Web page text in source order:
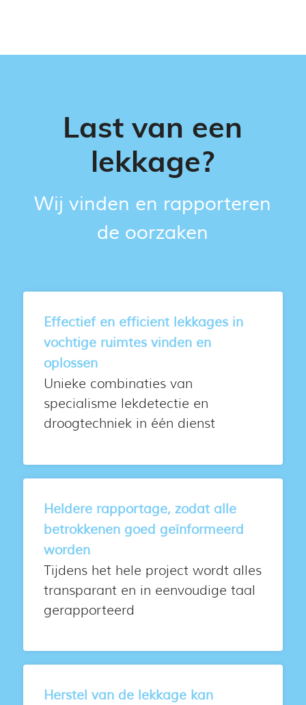
Last van een
lekkage?
Wij vinden en rapporteren
de oorzaken
Effectief en efficient lekkages in
vochtige ruimtes vinden en
oplossen
Unieke combinaties van
specialisme lekdetectie en
droogtechniek in één dienst
Heldere rapportage, zodat alle
betrokkenen goed geïnformeerd
worden
Tijdens het hele project wordt alles
transparant en in eenvoudige taal
gerapporteerd
Herstel van de lekkage kan